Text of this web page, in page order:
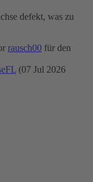
defekt, was zu
rausch00 für den
(07 Jul 2026